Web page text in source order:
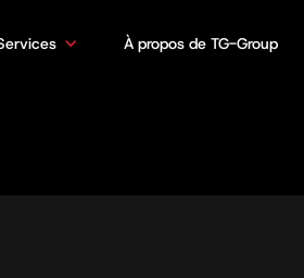
À propos de TG-Group